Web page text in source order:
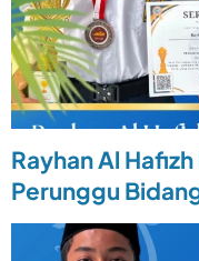
Rayhan Al
Perunggu